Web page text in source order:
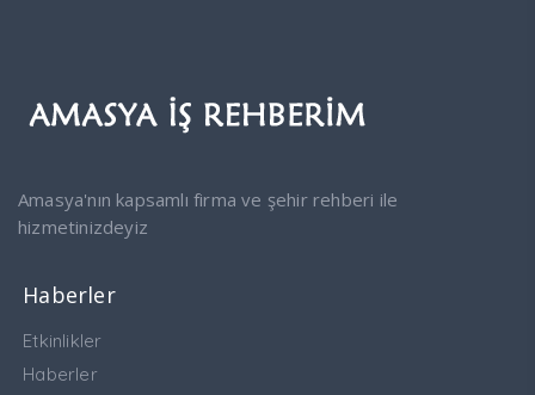
Amasya'nın kapsamlı firma ve şehir rehberi ile
hizmetinizdeyiz
Haberler
Etkinlikler
Haberler